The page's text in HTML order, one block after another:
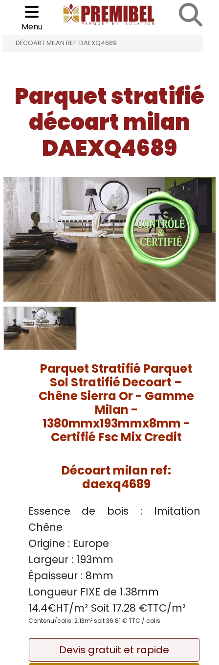
Choisir son parquet
Menu
ACCUEIL PARQUET STRATIFIÉ DÉCOART MILAN >
DÉCOART MILAN REF: DAEXQ4689
Parquet stratifié
décoart milan
DAEXQ4689
Parquet Stratifié Parquet
Sol Stratifié Decoart –
Chêne Sierra Or - Gamme
Milan -
1380mmx193mmx8mm -
Certifié Fsc Mix Credit
Décoart milan ref:
daexq4689
Essence de bois : Imitation
Chêne
Origine : Europe
Largeur : 193mm
Épaisseur : 8mm
Longueur FIXE de 1.38mm
14.4€HT/m² Soit 17.28 €TTC/m²
Contenu/colis: 2.13m² soit 36.81 € TTC / colis
Devis gratuit et rapide
Cookies management panel